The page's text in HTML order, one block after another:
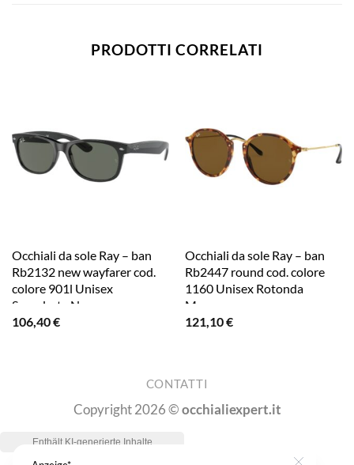
PRODOTTI CORRELATI
Occhiali da sole Ray – ban
Rb2132 new wayfarer cod.
colore 901l Unisex
Squadrata Nero
106,40€
Occhiali da sole Ray – ban
Rb2447 round cod. colore
1160 Unisex Rotonda
Marrone
121,10€
CONTATTI
Copyright 2026 ©occhialiexpert.it